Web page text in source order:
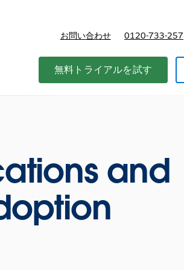
お問い合わせ 0120-733-257
無料トライアルを試す
and